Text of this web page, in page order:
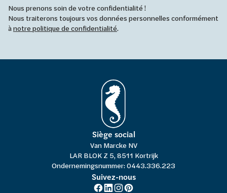
Nous prenons soin de votre confidentialité !
Nous traiterons toujours vos données personnelles conformément
ànotre politique de confidentialité.
Siège social
Van Marcke NV
LAR BLOK Z 5, 8511 Kortrijk
Ondernemingsnummer: 0443.336.223
Suivez-nous